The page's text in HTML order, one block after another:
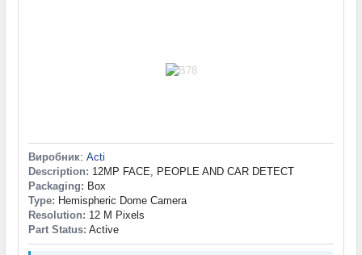
Виробник: Acti
Description: 12MP FACE, PEOPLE AND CAR DETECT
Packaging: Box
Type: Hemispheric Dome Camera
Resolution: 12 M Pixels
Part Status: Active